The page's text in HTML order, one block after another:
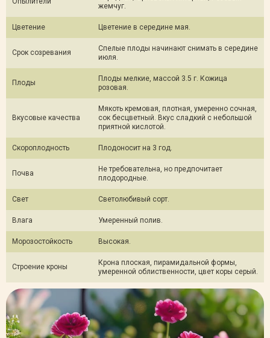
жемчуг.
Цветение Цветение в середине мая.
Срок созревания
Спелые плоды начинают снимать в середине
июля.
Плоды
Плоды мелкие, массой 3.5 г. Кожица
розовая.
Вкусовые качества
Мякоть кремовая, плотная, умеренно сочная,
сок бесцветный. Вкус сладкий с небольшой
приятной кислотой.
Скороплодность Плодоносит на 3 год.
Почва
Не требовательна, но предпочитает
плодородные.
Свет Светолюбивый сорт.
Влага Умеренный полив.
Морозостойкость Высокая.
Строение кроны
Крона плоская, пирамидальной формы,
умеренной облиственности, цвет коры серый.